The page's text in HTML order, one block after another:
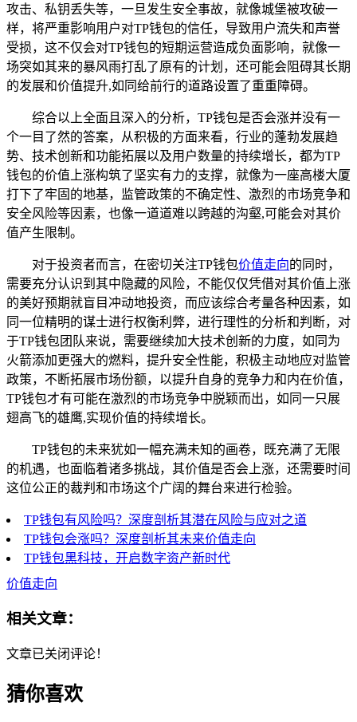
攻击、私钥丢失等，一旦发生安全事故，就像城堡被攻破一
样，将严重影响用户对TP钱包的信任，导致用户流失和声誉
受损，这不仅会对TP钱包的短期运营造成负面影响，就像一
场突如其来的暴风雨打乱了原有的计划，还可能会阻碍其长期
的发展和价值提升,如同给前行的道路设置了重重障碍。
综合以上全面且深入的分析，TP钱包是否会涨并没有一
个一目了然的答案，从积极的方面来看，行业的蓬勃发展趋
势、技术创新和功能拓展以及用户数量的持续增长，都为TP
钱包的价值上涨构筑了坚实有力的支撑，就像为一座高楼大厦
打下了牢固的地基，监管政策的不确定性、激烈的市场竞争和
安全风险等因素，也像一道道难以跨越的沟壑,可能会对其价
值产生限制。
对于投资者而言，在密切关注TP钱包价值走向的同时，
需要充分认识到其中隐藏的风险，不能仅仅凭借对其价值上涨
的美好预期就盲目冲动地投资，而应该综合考量各种因素，如
同一位精明的谋士进行权衡利弊，进行理性的分析和判断，对
于TP钱包团队来说，需要继续加大技术创新的力度，如同为
火箭添加更强大的燃料，提升安全性能，积极主动地应对监管
政策，不断拓展市场份额，以提升自身的竞争力和内在价值，
TP钱包才有可能在激烈的市场竞争中脱颖而出，如同一只展
翅高飞的雄鹰,实现价值的持续增长。
TP钱包的未来犹如一幅充满未知的画卷，既充满了无限
的机遇，也面临着诸多挑战，其价值是否会上涨，还需要时间
这位公正的裁判和市场这个广阔的舞台来进行检验。
TP钱包有风险吗？深度剖析其潜在风险与应对之道
TP钱包会涨吗？深度剖析其未来价值走向
TP钱包黑科技，开启数字资产新时代
价值走向
相关文章：
文章已关闭评论！
猜你喜欢